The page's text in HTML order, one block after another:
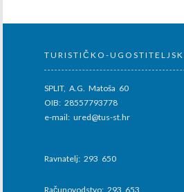
TURISTIČKO-
SPLIT, A.G. Matoša 60
OIB: 28557793778
e-mail: ured@tus-st.hr
Ravnatelj: 293 650
Računovodstvo: 293 653